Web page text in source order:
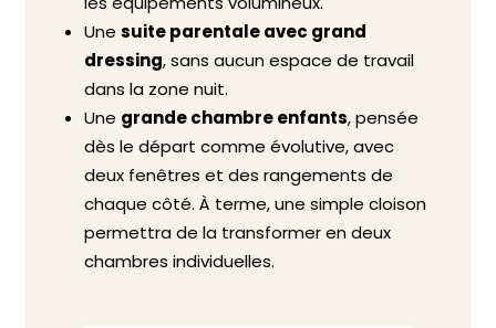
Une suite parentale avec grand
dressing, sans aucun espace de travail
dans la zone nuit.
Une grande chambre enfants, pensée
dès le départ comme évolutive, avec
deux fenêtres et des rangements de
chaque côté. À terme, une simple cloison
permettra de la transformer en deux
chambres individuelles.